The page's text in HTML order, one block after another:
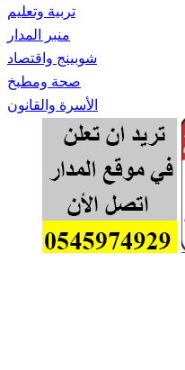
تربية وتعليم
منبر المدار
شوبينج واقتصاد
صحة ومطبخ
الأسرة والقانون